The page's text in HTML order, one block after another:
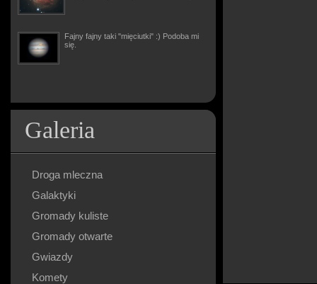
Fajny fajny taki "mięciutki" :) Podoba mi
się.
Galeria
Droga mleczna
Galaktyki
Gromady kuliste
Gromady otwarte
Gwiazdy
Komety